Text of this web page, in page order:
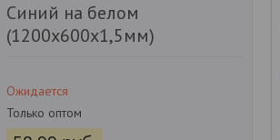
Синий на белом
(1200х600х1,5мм)
Ожидается
Только оптом